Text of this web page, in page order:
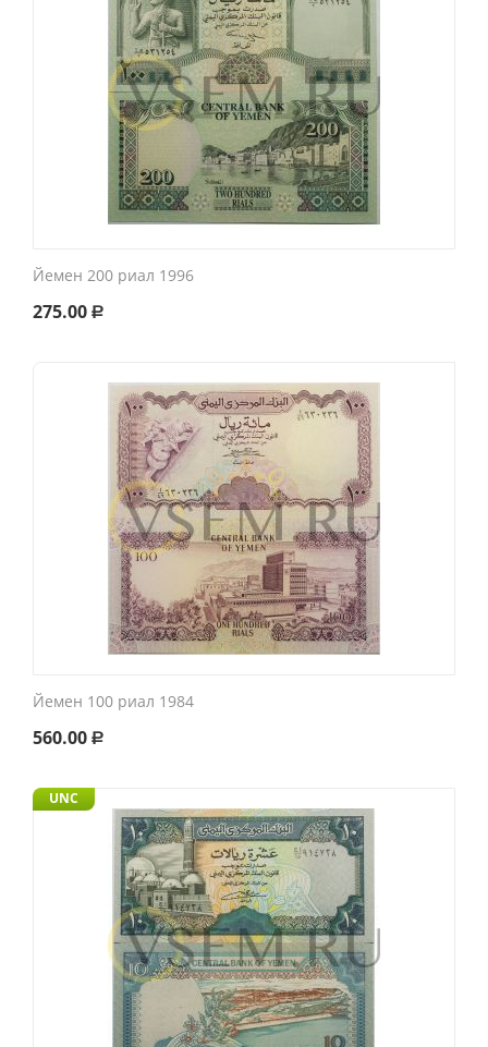
Йемен 200 риал 1996
275.00 Р
Йемен 100 риал 1984
560.00 Р
UNC